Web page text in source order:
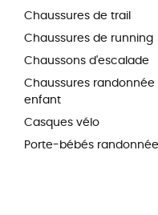
Chaussures de trail
Chaussures de running
Chaussons d'escalade
Chaussures randonnée
enfant
Casques vélo
Porte-bébés randonnée